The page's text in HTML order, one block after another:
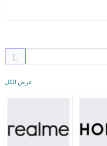
عرض الكل